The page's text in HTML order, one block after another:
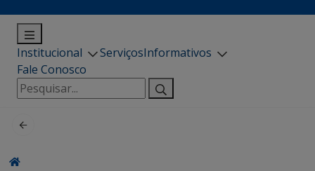
Institucional ServiçosInformativos
Fale Conosco
Pesquisar
por: